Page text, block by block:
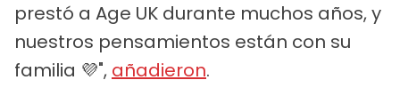
prestó a Age UK durante muchos años, y
nuestros pensamientos están con su
familia 💜", añadieron.